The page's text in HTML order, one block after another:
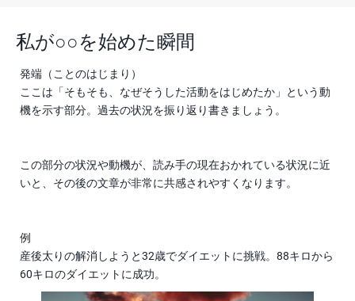
私が○○を始めた瞬間
発端（ことのはじまり）
ここは「そもそも、なぜそうした活動をはじめたか」という動
機を示す部分。過去の状況を振り返り書きましょう。
この部分の状況や動機が、読み手の現在おかれている状況に近
いと、その後の文章が非常に共感されやすくなります。
例
産後太りの解消しようと32歳でダイエットに挑戦。88キロから
60キロのダイエットに成功。